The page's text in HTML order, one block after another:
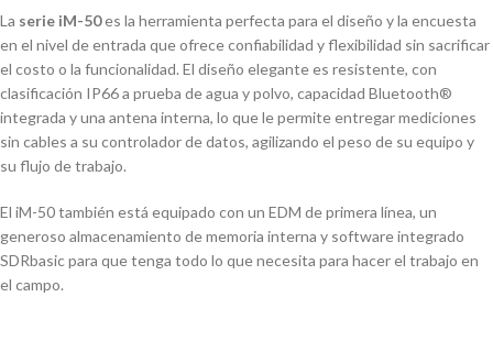
La serie iM-50es la herramienta perfecta para el diseño y la encuesta
en el nivel de entrada que ofrece confiabilidad y flexibilidad sin sacrificar
el costo o la funcionalidad. El diseño elegante es resistente, con
clasificación IP66 a prueba de agua y polvo, capacidad Bluetooth®
integrada y una antena interna, lo que le permite entregar mediciones
sin cables a su controlador de datos, agilizando el peso de su equipo y
su flujo de trabajo.
El iM-50 también está equipado con un EDM de primera línea, un
generoso almacenamiento de memoria interna y software integrado
SDRbasic para que tenga todo lo que necesita para hacer el trabajo en
el campo.